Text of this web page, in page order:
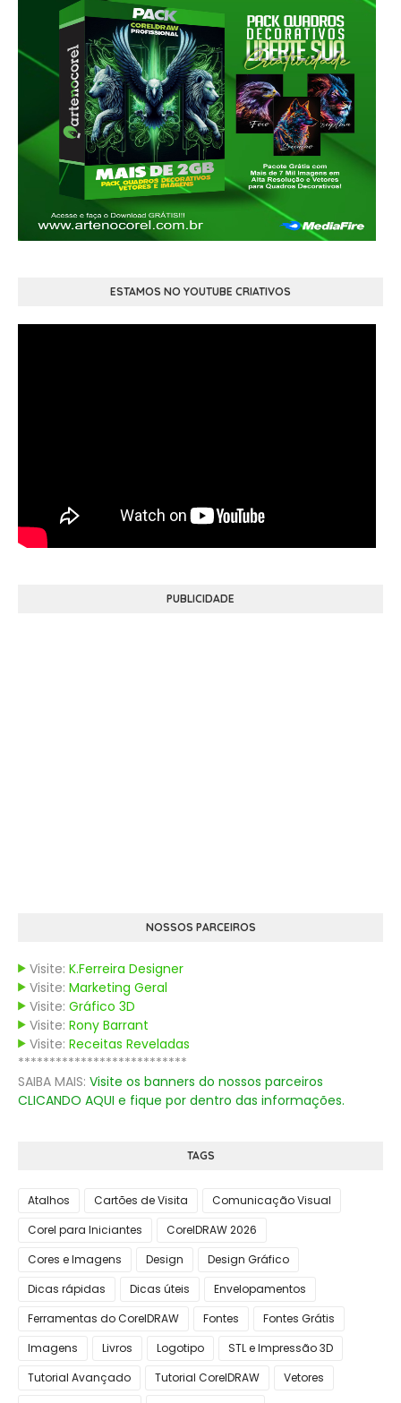
ESTAMOS NO YOUTUBE CRIATIVOS
PUBLICIDADE
NOSSOS PARCEIROS
Visite: K.Ferreira Designer
Visite: Marketing Geral
Visite: Gráfico 3D
Visite: Rony Barrant
Visite: Receitas Reveladas
***************************
SAIBA MAIS: Visite os banners do nossos parceiros
CLICANDO AQUI e fique por dentro das informações.
TAGS
Atalhos Cartões de Visita
Comunicação Visual
Corel para Iniciantes
CorelDRAW 2026
Cores e Imagens
Design
Design Gráfico
Dicas rápidas
Dicas úteis
Envelopamentos
Ferramentas do CorelDRAW
Fontes
Fontes Grátis
Imagens
Livros Logotipo
STL e Impressão 3D
Tutorial Avançado
Tutorial CorelDRAW
Vetores